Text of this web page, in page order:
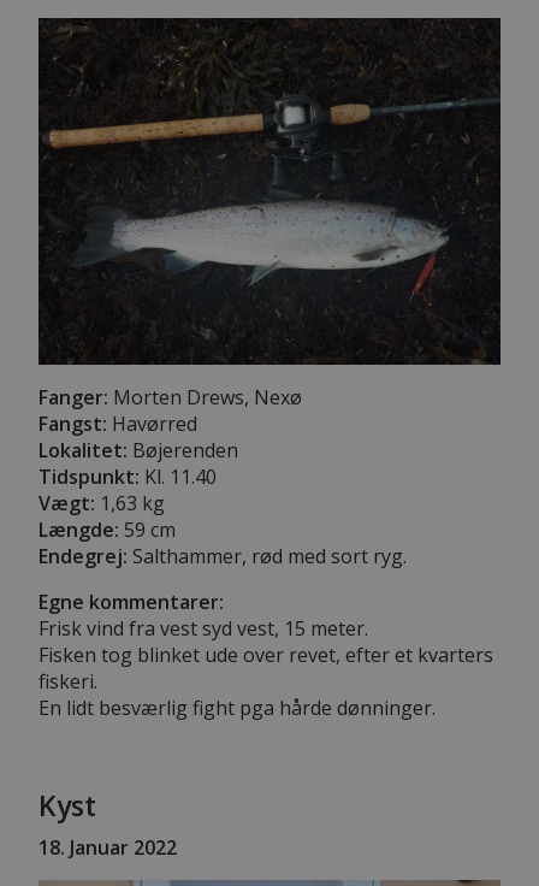
Fanger: Morten Drews, Nexø
Fangst: Havørred
Lokalitet: Bøjerenden
Tidspunkt: Kl. 11.40
Vægt: 1,63 kg
Længde: 59 cm
Endegrej: Salthammer, rød med sort ryg.
Egne kommentarer:
Frisk vind fra vest syd vest, 15 meter.
Fisken tog blinket ude over revet, efter et kvarters
fiskeri.
En lidt besværlig fight pga hårde dønninger.
Kyst
18. Januar 2022